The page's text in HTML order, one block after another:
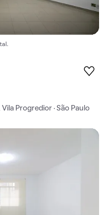
Progredior · São Paulo